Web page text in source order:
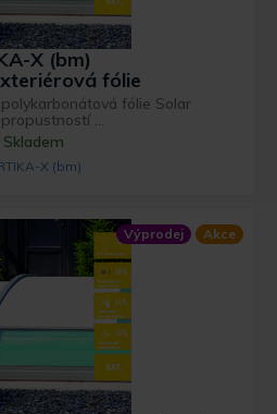
X (bm)
fólie
fólie Solar
...
Skladem
X (bm)
Výprodej Akce